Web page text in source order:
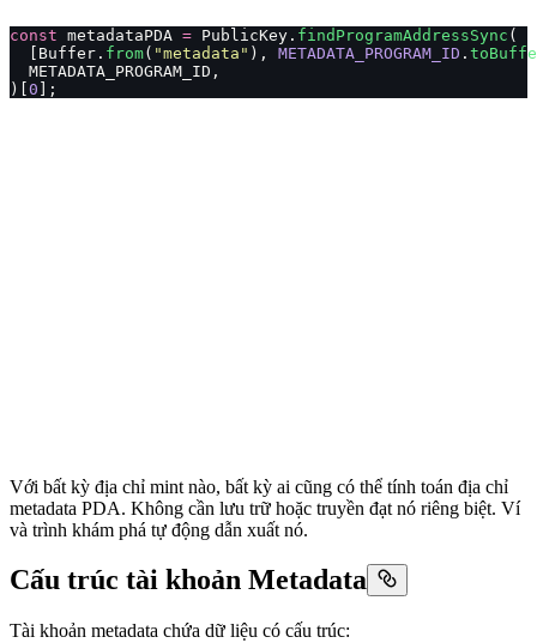
const metadataPDA = PublicKey. findProgramAddressSync (
  [Buffer.
from( "metadata " ), METADATA_PROGRAM_ID .
  METADATA_PROGRAM_ID,
)[0 ];
Với bất kỳ địa chỉ mint nào, bất kỳ ai cũng có thể tính toán địa chỉ
metadata PDA. Không cần lưu trữ hoặc truyền đạt nó riêng biệt. Ví
và trình khám phá tự động dẫn xuất nó.
Cấu trúc tài khoản Metadata
Tài khoản metadata chứa dữ liệu có cấu trúc: